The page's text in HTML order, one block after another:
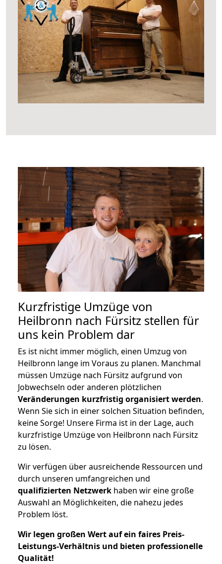
Kurzfristige Umzüge von
Heilbronn nach Fürsitz stellen für
uns kein Problem dar
Es ist nicht immer möglich, einen Umzug von
Heilbronn lange im Voraus zu planen. Manchmal
müssen Umzüge nach Fürsitz aufgrund von
Jobwechseln oder anderen plötzlichen
Veränderungen kurzfristig organisiert werden.
Wenn Sie sich in einer solchen Situation befinden,
keine Sorge! Unsere Firma ist in der Lage, auch
kurzfristige Umzüge von Heilbronn nach Fürsitz
zu lösen.
Wir verfügen über ausreichende Ressourcen und
durch unseren umfangreichen und
qualifizierten Netzwerk haben wir eine große
Auswahl an Möglichkeiten, die nahezu jedes
Problem löst.
Wir legen großen Wert auf ein faires Preis-
Leistungs-Verhältnis und bieten professionelle
Qualität!